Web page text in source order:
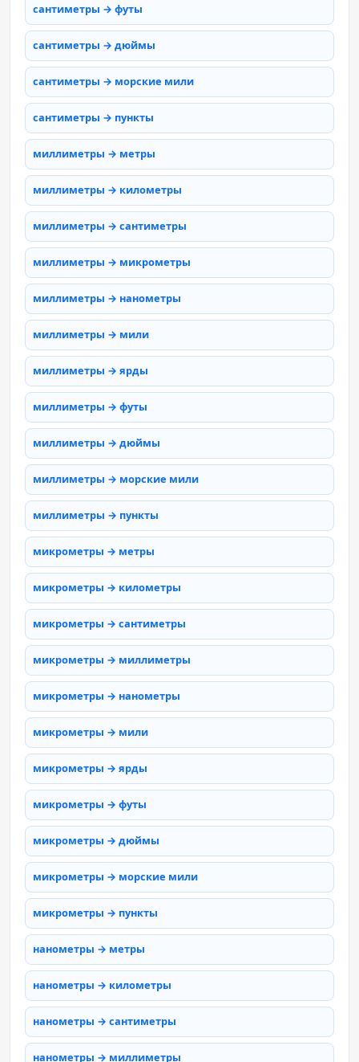
сантиметры → футы
сантиметры → дюймы
сантиметры → морские мили
сантиметры → пункты
миллиметры → метры
миллиметры → километры
миллиметры → сантиметры
миллиметры → микрометры
миллиметры → нанометры
миллиметры → мили
миллиметры → ярды
миллиметры → футы
миллиметры → дюймы
миллиметры → морские мили
миллиметры → пункты
микрометры → метры
микрометры → километры
микрометры → сантиметры
микрометры → миллиметры
микрометры → нанометры
микрометры → мили
микрометры → ярды
микрометры → футы
микрометры → дюймы
микрометры → морские мили
микрометры → пункты
нанометры → метры
нанометры → километры
нанометры → сантиметры
нанометры → миллиметры